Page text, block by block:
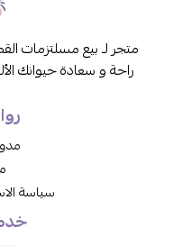
متجر لـ بيع مسلتزمات
راحة و سعادة حيوانك
سياسة